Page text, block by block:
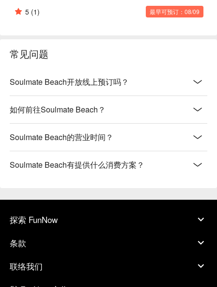
5 (1) 最早可预订：08/09
常见问题
Soulmate Beach开放线上预订吗？
如何前往Soulmate Beach？
Soulmate Beach的营业时间？
Soulmate Beach有提供什么消费方案？
探索 FunNow
条款
联络我们